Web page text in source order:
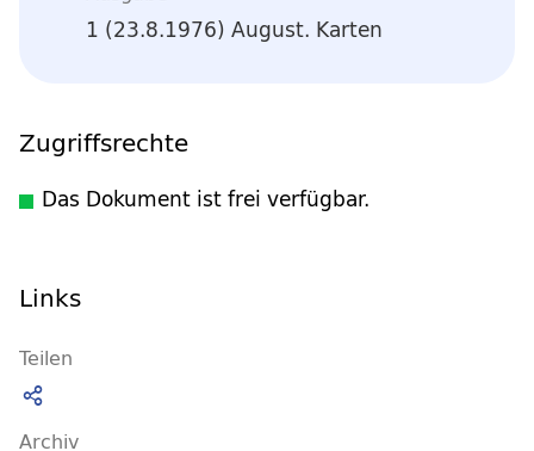
1 (23.8.1976) August. Karten
Zugriffsrechte
Das Dokument ist frei verfügbar.
Links
Teilen
Archiv